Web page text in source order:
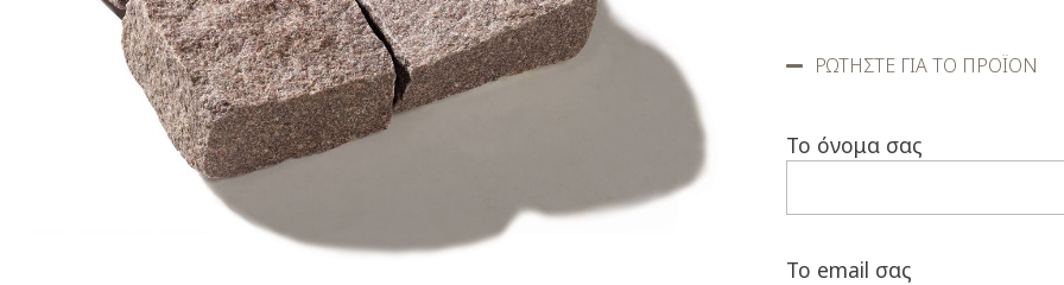
ΡΩΤΗΣΤΕ ΓΙΑ ΤΟ ΠΡΟΪΟΝ
Το όνομα σας
Το email σας